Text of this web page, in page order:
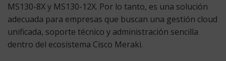
MS130-8Xy MS130-12X. Por lo tanto, es una solución
adecuada para empresas que buscan una gestión cloud
unificada, soporte técnico y administración sencilla
dentro del ecosistema Cisco Meraki.